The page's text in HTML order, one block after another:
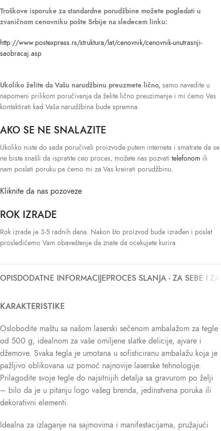
Troškove isporuke za standardne porudžbine možete pogledati u
zvaničnom cenovniku pošte Srbije na sledecem linku:
http://www.postexpress.rs/struktura/lat/cenovnik/cenovnik-unutrasnji-
saobracaj.asp
Ukoliko želite da Vašu narudžbinu preuzmete lično, samo navedite u
napomeni prilikom poručivanja da želite lično preuzimanje i mi ćemo Vas
kontaktirati kad Vaša narudžbina bude spremna.
AKO SE NE SNALAZITE
Ukoliko niste do sada poručivali proizvode putem interneta i smatrate da se
ne biste snašli da ispratite ceo proces, možete nas pozvati telefonom ili
nam poslati poruku pa ćemo mi za Vas kreirati porudžbinu.
Kliknite da nas pozoveze
ROK IZRADE
Rok izrade je 3-5 radnih dana. Nakon što proizvod bude izrađen i poslat
prosledićemo Vam obaveštenje da znate da ocekujete kurira
OPISDODATNE INFORMACIJEPROCES SLANJA - ZA SEBE I
KARAKTERISTIKE
Oslobodite maštu sa našom laserski sečenom ambalažom za tegle
od 500 g, idealnom za vaše omiljene slatke delicije, ajvare i
džemove. Svaka tegla je umotana u sofisticiranu ambalažu koja je
pažljivo oblikovana uz pomoć najnovije laserske tehnologije.
Prilagodite svoje tegle do najsitnijih detalja sa gravurom po želji
– bilo da je u pitanju logo vašeg brenda, jedinstvena poruka ili
dekorativni elementi.
Idealna za izlaganje na sajmovima i manifestacijama, pružajući